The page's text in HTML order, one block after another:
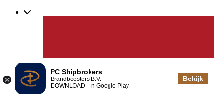
PC Shipbrokers
Brandboosters B.V.
DOWNLOAD - In Google Play
Bekijk